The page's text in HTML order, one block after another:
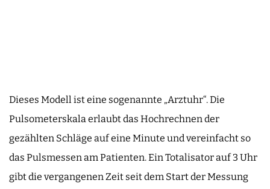
Dieses Modell ist eine sogenannte „Arztuhr“. Die
Pulsometerskala erlaubt das Hochrechnen der
gezählten Schläge auf eine Minute und vereinfacht so
das Pulsmessen am Patienten. Ein Totalisator auf 3 Uhr
gibt die vergangenen Zeit seit dem Start der Messung